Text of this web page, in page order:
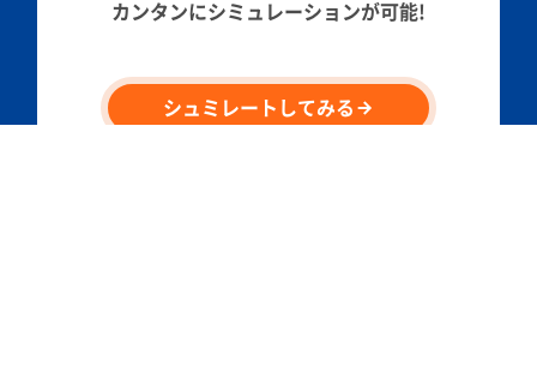
カンタンにシミュレーションが可能!
シュミレートしてみる